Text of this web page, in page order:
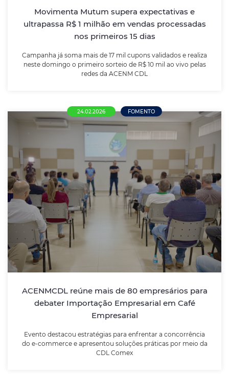
Movimenta Mutum supera expectativas e
ultrapassa R$ 1 milhão em vendas processadas
nos primeiros 15 dias
Campanha já soma mais de 17 mil cupons validados e realiza
neste domingo o primeiro sorteio de R$ 10 mil ao vivo pelas
redes da ACENM CDL
LEIA MAIS
24.02.2026 FOMENTO
ACENMCDL reúne mais de 80 empresários para
debater Importação Empresarial em Café
Empresarial
Evento destacou estratégias para enfrentar a concorrência
do e-commerce e apresentou soluções práticas por meio da
CDL Comex
ACENMCDL reúne mais de 80
empresários para debater Importação
Empresarial em Café Empresarial
Evento destacou estratégias para enfrentar a
concorrência do e-commerce e apresentou soluções
práticas por meio da CDL Comex